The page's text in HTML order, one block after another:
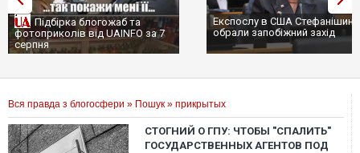
Підбірка блогожаб та
фотоприколів від UAINFO за 7
серпня
Експослу в США
обрали запобіжний захід
Вся правда з блогосфери » Пошук » прикрытых
СТОГНИЙ О ГПУ: ЧТОБЫ "СПАЛИТЬ"
ГОСУДАРСТВЕННЫХ АГЕНТОВ ПОД